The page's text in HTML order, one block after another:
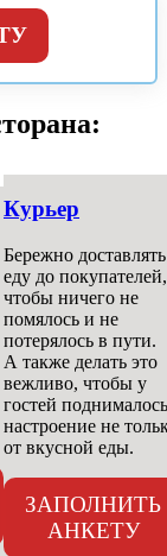
Курьер
Бережно доставлять
еду до покупателей,
чтобы ничего не
помялось и не
потерялось в пути.
А также делать это
вежливо, чтобы у
гостей поднималось
настроение не
от вкусной еды.
ЗАПОЛНИТЬ
АНКЕТУ